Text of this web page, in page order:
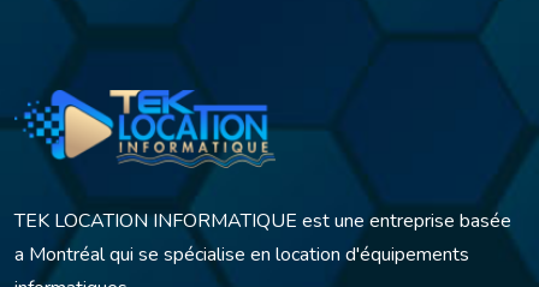
TEK LOCATION INFORMATIQUE est une entreprise basée
a Montréal qui se spécialise en location d'équipements